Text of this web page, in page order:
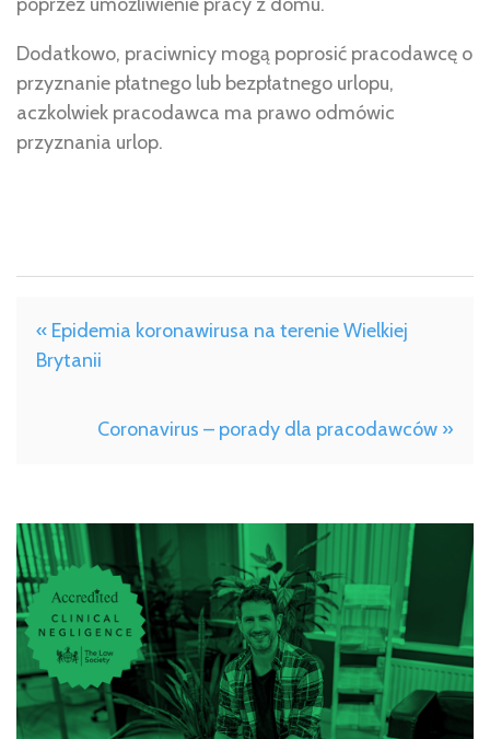
Dodatkowo, praciwnicy mogą poprosić pracodawcę o
przyznanie płatnego lub bezpłatnego urlopu,
aczkolwiek pracodawca ma prawo odmówic
przyznania urlop.
« Epidemia koronawirusa na terenie Wielkiej
Brytanii
Coronavirus – porady dla pracodawców »